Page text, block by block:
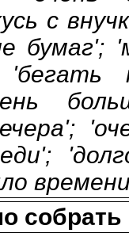
с
бумаг';
'бегать